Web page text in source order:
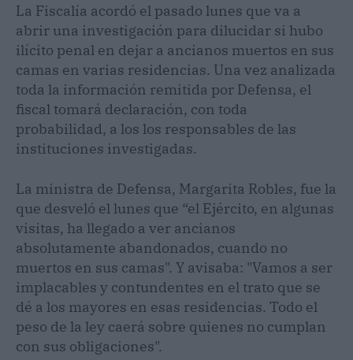
La Fiscalía acordó el pasado lunes que va a
abrir una investigación para dilucidar si hubo
ilícito penal en dejar a ancianos muertos en sus
camas en varias residencias. Una vez analizada
toda la información remitida por Defensa, el
fiscal tomará declaración, con toda
probabilidad, a los los responsables de las
instituciones investigadas.
La ministra de Defensa, Margarita Robles, fue la
que desveló el lunes que “el Ejército, en algunas
visitas, ha llegado a ver ancianos
absolutamente abandonados, cuando no
muertos en sus camas". Y avisaba: "Vamos a ser
implacables y contundentes en el trato que se
dé a los mayores en esas residencias. Todo el
peso de la ley caerá sobre quienes no cumplan
con sus obligaciones".